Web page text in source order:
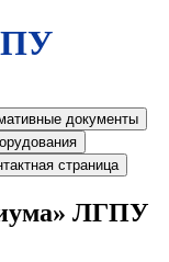
документы
страница
ЛГПУ